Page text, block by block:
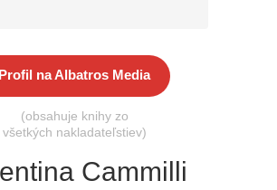
Profil na Albatros Media
(obsahuje knihy zo
všetkých nakladateľstiev)
Cammilli